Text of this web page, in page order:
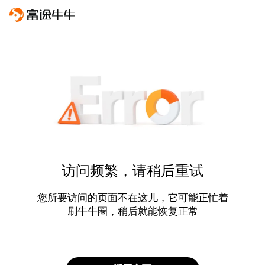
访问频繁，请稍后重试
您所要访问的页面不在这儿，它可能正忙着
刷牛牛圈，稍后就能恢复正常